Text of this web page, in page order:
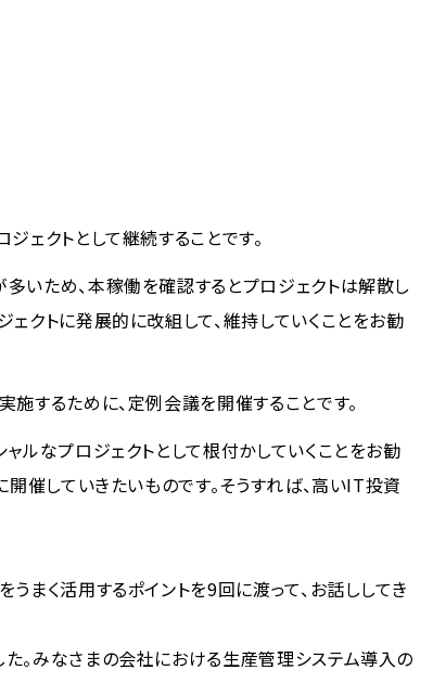
ェクトとして継続することです。
いため、本稼働を確認するとプロジェクトは解散し
クトに発展的に改組して、維持していくことをお勧
するために、定例会議を開催することです。
ルなプロジェクトとして根付かしていくことをお勧
催していきたいものです。そうすれば、高いIT投資
まく活用するポイントを9回に渡って、お話ししてき
。みなさまの会社における生産管理システム導入の